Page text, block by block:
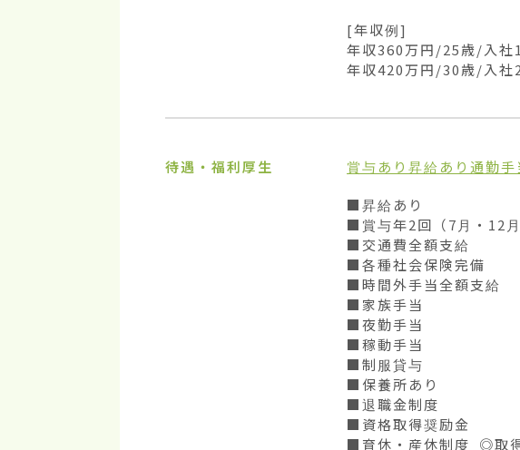
[年収例]
年収360万円/25歳/入社
年収420万円/30歳/入社
待遇・福利厚生 賞与あり 昇給あり 通勤手
■昇給あり
■賞与年2回（7月・12月
■交通費全額支給
■各種社会保険完備
■時間外手当全額支給
■家族手当
■夜勤手当
■稼動手当
■制服貸与
■保養所あり
■退職金制度
■資格取得奨励金
■育休・産休制度 ◎取